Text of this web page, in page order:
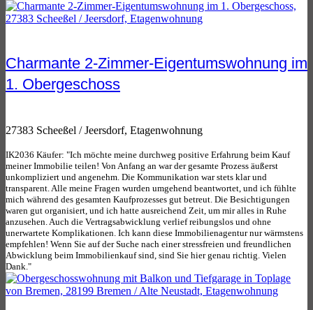
Charmante 2-Zimmer-Eigentumswohnung im
1. Obergeschoss
27383 Scheeßel / Jeersdorf, Etagenwohnung
IK2036 Käufer: "Ich möchte meine durchweg positive Erfahrung beim Kauf
meiner Immobilie teilen! Von Anfang an war der gesamte Prozess äußerst
unkompliziert und angenehm. Die Kommunikation war stets klar und
transparent. Alle meine Fragen wurden umgehend beantwortet, und ich fühlte
mich während des gesamten Kaufprozesses gut betreut. Die Besichtigungen
waren gut organisiert, und ich hatte ausreichend Zeit, um mir alles in Ruhe
anzusehen. Auch die Vertragsabwicklung verlief reibungslos und ohne
unerwartete Komplikationen. Ich kann diese Immobilienagentur nur wärmstens
empfehlen! Wenn Sie auf der Suche nach einer stressfreien und freundlichen
Abwicklung beim Immobilienkauf sind, sind Sie hier genau richtig. Vielen
Dank."